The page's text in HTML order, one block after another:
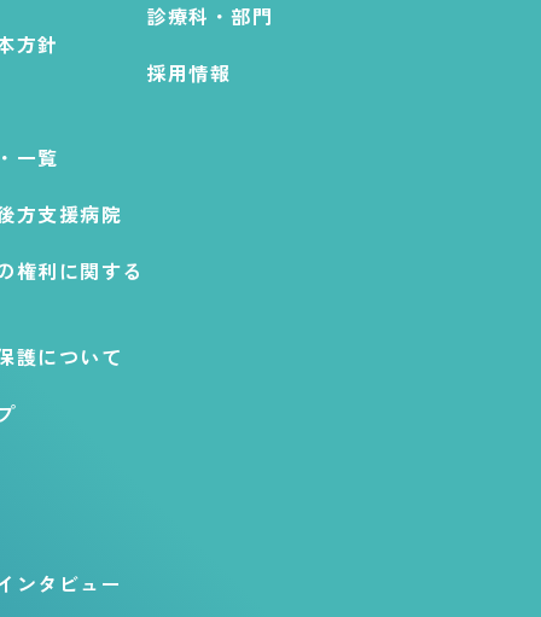
方針
一覧
方支援病院
権利に関する
護について
ンタビュー
診療科・部門
採用情報